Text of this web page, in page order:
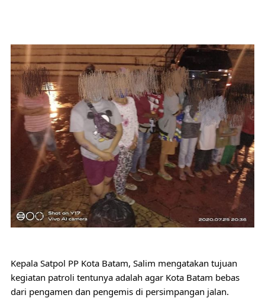
Kepala Satpol PP Kota Batam, Salim mengatakan tujuan
kegiatan patroli tentunya adalah agar Kota Batam bebas
dari pengamen dan pengemis di persimpangan jalan.